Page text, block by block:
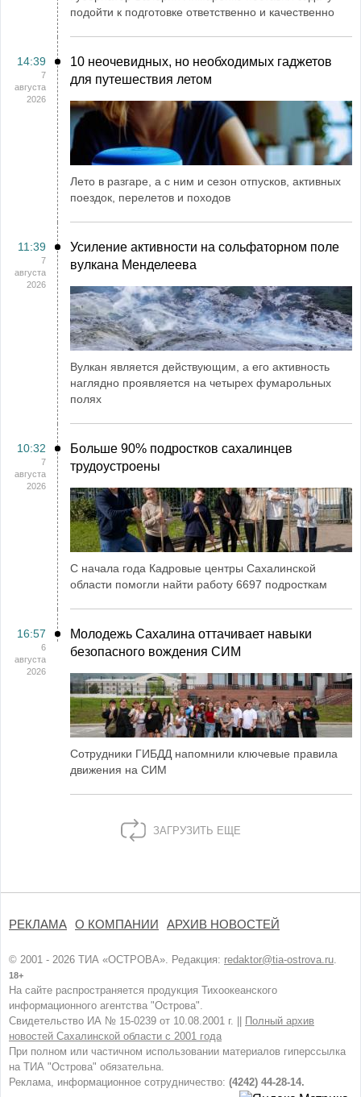
подойти к подготовке ответственно и качественно
14:39
7
августа
2026
10 неочевидных, но необходимых гаджетов
для путешествия летом
Лето в разгаре, а с ним и сезон отпусков, активных
поездок, перелетов и походов
11:39
7
августа
2026
Усиление активности на сольфаторном поле
вулкана Менделеева
Вулкан является действующим, а его активность
наглядно проявляется на четырех фумарольных
полях
10:32
7
августа
2026
Больше 90% подростков сахалинцев
трудоустроены
С начала года Кадровые центры Сахалинской
области помогли найти работу 6697 подросткам
16:57
6
августа
2026
Молодежь Сахалина оттачивает навыки
безопасного вождения СИМ
Сотрудники ГИБДД напомнили ключевые правила
движения на СИМ
ЗАГРУЗИТЬ ЕЩЕ
РЕКЛАМА О КОМПАНИИ АРХИВ НОВОСТЕЙ
© 2001 - 2026 ТИА «ОСТРОВА». Редакция: redaktor@tia-ostrova.ru.
18+
На сайте распространяется продукция Тихоокеанского
информационного агентства "Острова".
Свидетельство ИА № 15-0239 от 10.08.2001 г. ||
Полный архив
новостей Сахалинской области с 2001 года
При полном или частичном использовании материалов гиперссылка
на ТИА "Острова" обязательна.
Реклама, информационное сотрудничество: (4242) 44-28-14.